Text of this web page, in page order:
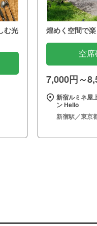
む光
煌めく空間で
空席
7,000円～
新宿ルミネ屋
ン Hello
新宿駅／東京